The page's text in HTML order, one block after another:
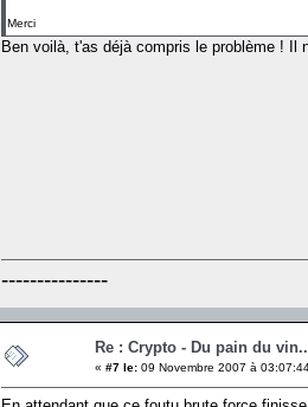
Merci
Ben voilà, t'as déjà compris le problème !
---------------
Re : Crypto - Du pain du
« #7 le: 09 Novembre 2007 à